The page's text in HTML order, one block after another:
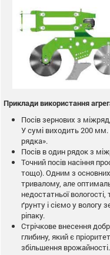
Приклади використання
Посів зернових з
У сумі виходить 200
рядка».
Посів в один рядок з
Точний посів насіння
тощо). Одним з основних
тривалому, але
недостатньої
ґрунту і сіємо у
ріпаку.
Стрічкове внесення
глибину, який є
збільшення врожайності.